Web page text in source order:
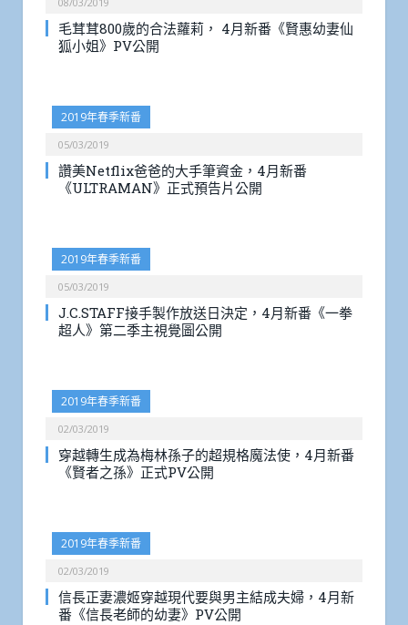
毛茸茸800歲的合法蘿莉， 4月新番《賢惠幼妻仙
狐小姐》PV公開
2019年春季新番
05/03/2019
讚美Netflix爸爸的大手筆資金，4月新番
《ULTRAMAN》正式預告片公開
2019年春季新番
05/03/2019
J.C.STAFF接手製作放送日決定，4月新番《一拳
超人》第二季主視覺圖公開
2019年春季新番
02/03/2019
穿越轉生成為梅林孫子的超規格魔法使，4月新番
《賢者之孫》正式PV公開
2019年春季新番
02/03/2019
信長正妻濃姬穿越現代要與男主結成夫婦，4月新
番《信長老師的幼妻》PV公開